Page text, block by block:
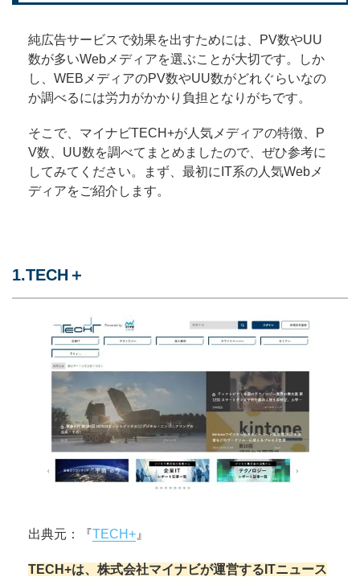
純広告サービスで効果を出すためには、PV数やUU
数が多いWebメディアを選ぶことが大切です。しか
し、WEBメディアのPV数やUU数がどれぐらいなの
か調べるには労力がかかり負担となりがちです。
そこで、マイナビTECH+が人気メディアの特徴、P
V数、UU数を調べてまとめましたので、ぜひ参考に
してみてください。まず、最初にIT系の人気Webメ
ディアをご紹介します。
1.TECH＋
出典元：『TECH+ 』
TECH+は、株式会社マイナビが運営するITニュース